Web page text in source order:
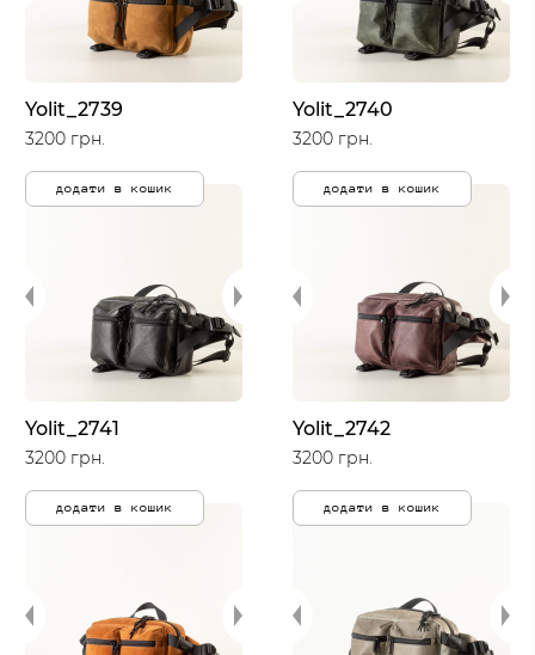
Yolit_2739
3200 грн.
додати в кошик
Yolit_2740
3200 грн.
додати в кошик
Yolit_2741
3200 грн.
додати в кошик
Yolit_2742
3200 грн.
додати в кошик